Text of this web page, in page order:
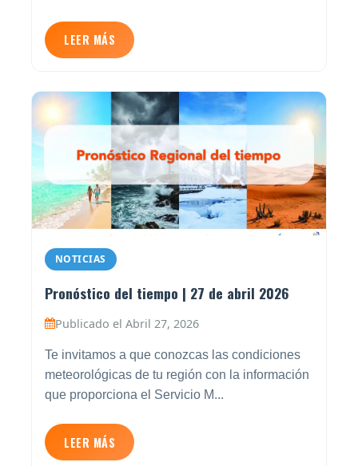
LEER MÁS
NOTICIAS
Pronóstico del tiempo | 27 de abril 2026
Publicado el Abril 27, 2026
Te invitamos a que conozcas las condiciones
meteorológicas de tu región con la información
que proporciona el Servicio M...
LEER MÁS